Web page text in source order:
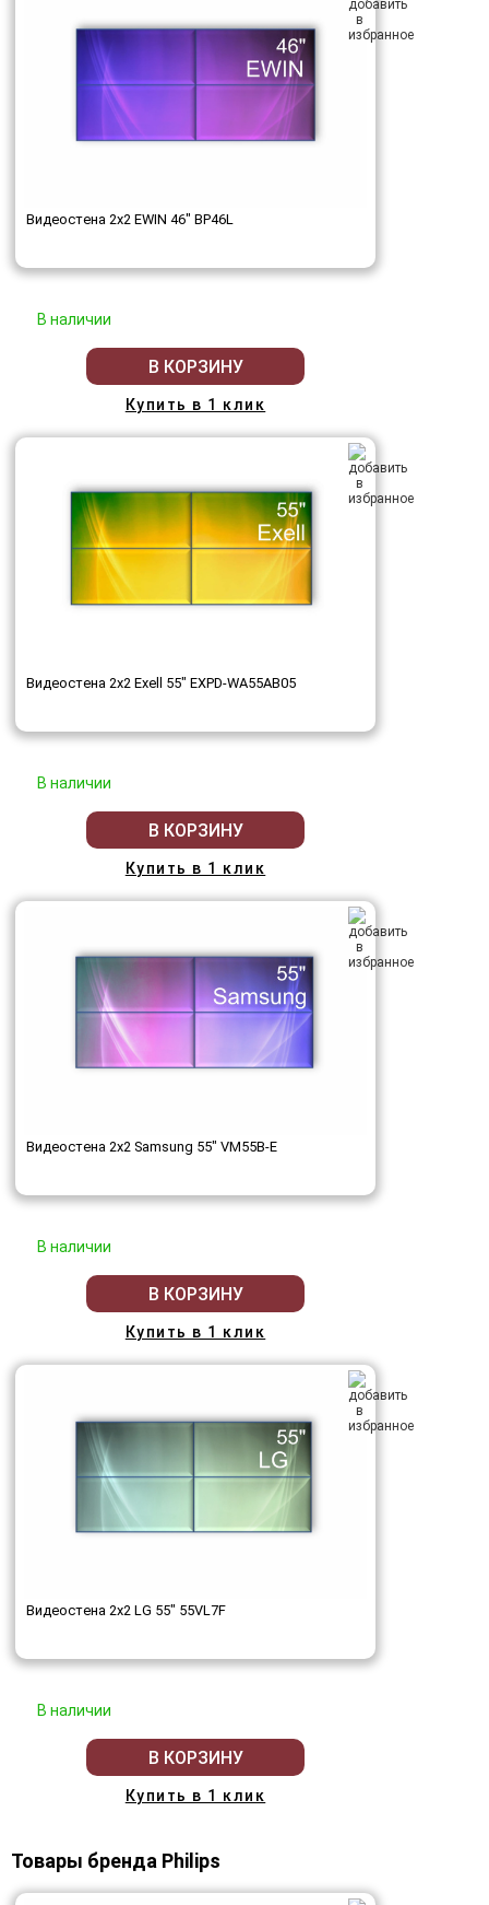
Видеостена 2x2 EWIN 46" BP46L
В наличии
В КОРЗИНУ
Купить в 1 клик
Видеостена 2x2 Exell 55" EXPD-WA55AB05
В наличии
В КОРЗИНУ
Купить в 1 клик
Видеостена 2x2 Samsung 55" VM55B-E
В наличии
В КОРЗИНУ
Купить в 1 клик
Видеостена 2x2 LG 55" 55VL7F
В наличии
В КОРЗИНУ
Купить в 1 клик
Товары бренда Philips